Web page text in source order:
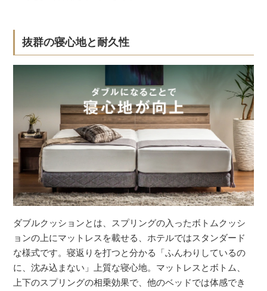
抜群の寝心地と耐久性
ダブルクッションとは、スプリングの入ったボトムクッシ
ョンの上にマットレスを載せる、ホテルではスタンダード
な様式です。寝返りを打つと分かる「ふんわりしているの
に、沈み込まない」上質な寝心地。マットレスとボトム、
上下のスプリングの相乗効果で、他のベッドでは体感でき